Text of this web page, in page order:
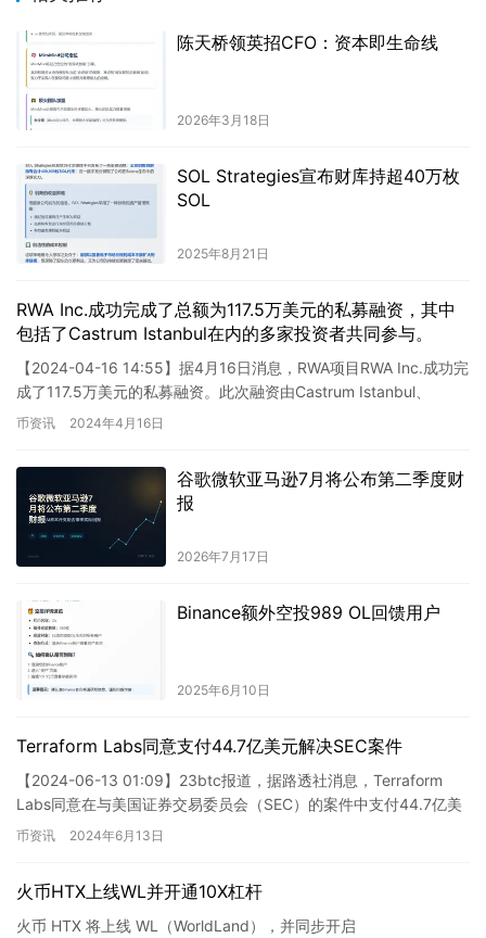
陈天桥领英招CFO：资本即生命线
2026年3月18日
SOL Strategies宣布财库持超40万枚
SOL
2025年8月21日
RWA Inc.成功完成了总额为117.5万美元的私募融资，其中
包括了Castrum Istanbul在内的多家投资者共同参与。
【2024-04-16 14:55】据4月16日消息，RWA项目RWA Inc.成功完
成了117.5万美元的私募融资。此次融资由Castrum Istanbul、
Maven Cap…
币资讯 2024年4月16日
谷歌微软亚马逊7月将公布第二季度财
报
2026年7月17日
Binance额外空投989 OL回馈用户
2025年6月10日
Terraform Labs同意支付44.7亿美元解决SEC案件
【2024-06-13 01:09】23btc报道，据路透社消息，Terraform
Labs同意在与美国证券交易委员会（SEC）的案件中支付44.7亿美
元罚款。 这是一条比较重要…
币资讯 2024年6月13日
火币HTX上线WL并开通10X杠杆
火币 HTX 将上线 WL（WorldLand），并同步开启